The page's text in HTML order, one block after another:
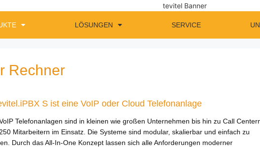
LÖSUNGEN SERVICE
Rechner
S ist eine VoIP oder Cloud Telefonanlage
Telefonanlagen sind in kleinen wie großen Unternehmen bis hin zu Call
Mitarbeitern im Einsatz. Die Systeme sind modular, skalierbar und einfach zu
Durch das All-In-One Konzept lassen sich alle Anforderungen moderner